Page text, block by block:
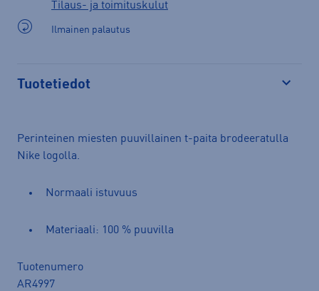
Tilaus- ja toimituskulut
Ilmainen palautus
Tuotetiedot
Perinteinen miesten puuvillainen t-paita brodeeratulla
Nike logolla.
Normaali istuvuus
Materiaali: 100 % puuvilla
Tuotenumero
AR4997